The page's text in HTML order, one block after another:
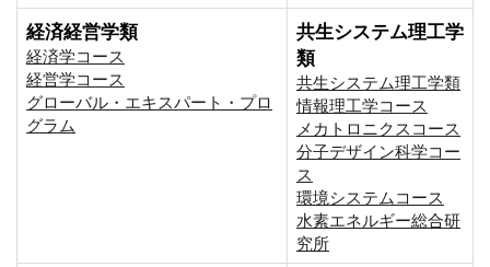
経済経営学類
経済学コース
経営学コース
グローバル・エキスパート・プロ
グラム
共生システム理工学
類
共生システム理工学類
情報理工学コース
メカトロニクスコース
分子デザイン科学コー
ス
環境システムコース
⽔素エネルギー総合研
究所